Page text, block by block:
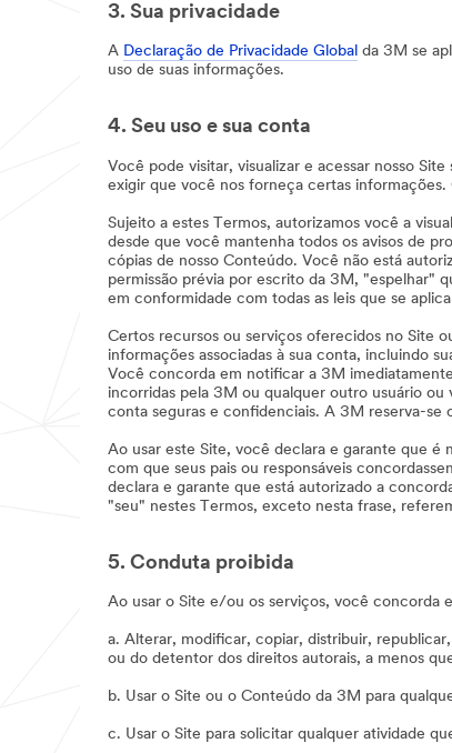
3. Sua privacidade
A Declaração de Privacidade Global da 3M se
uso de suas informações.
4. Seu uso e sua conta
Você pode visitar, visualizar e acessar nosso
exigir que você nos forneça certas informações.
Sujeito a estes Termos, autorizamos você a
desde que você mantenha todos os avisos de
cópias de nosso Conteúdo. Você não está
permissão prévia por escrito da 3M, "espelhar"
em conformidade com todas as leis que se
Certos recursos ou serviços oferecidos no Site
informações associadas à sua conta, incluindo
Você concorda em notificar a 3M
incorridas pela 3M ou qualquer outro usuário
conta seguras e confidenciais. A 3M reserva-se
Ao usar este Site, você declara e garante que é
com que seus pais ou responsáveis
declara e garante que está autorizado a
"seu" nestes Termos, exceto nesta frase,
5. Conduta proibida
Ao usar o Site e/ou os serviços, você concorda
a. Alterar, modificar, copiar, distribuir,
ou do detentor dos direitos autorais, a menos
b. Usar o Site ou o Conteúdo da 3M para
c. Usar o Site para solicitar qualquer atividade